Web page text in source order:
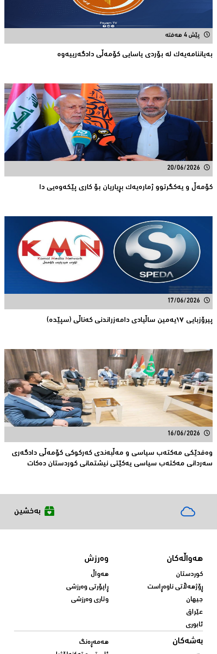
پێش 4 هەفتە
بەیاننامەیەک لە بۆردی یاسایی کۆمەڵی دادگەرییەوە
20/06/2026
كۆمەڵ و یەكگرتوو ژمارەیەك بڕیاریان بۆ كاری پێكەوەیی دا
17/06/2026
پیرۆزبایی ١٧یەمین ساڵیادی دامەزراندنی کەناڵی (سپێدە)
16/06/2026
وەفدێکی مەکتەب سیاسی و مەڵبەندی کەرکوکی کۆمەڵی دادگەری
سەردانی مەکتەب سیاسی یەکێتی نیشتمانی کوردستان دەکات
بەخشین
هەواڵەکان
کوردستان
ڕۆژهەڵاتی ناوەڕاست
جیهان
عێراق
ئابوری
وەرزش
هەواڵ
ڕاپۆرتی وەرزشی
وتاری وەرزشی
بەشەکان
هەمەڕەنگ